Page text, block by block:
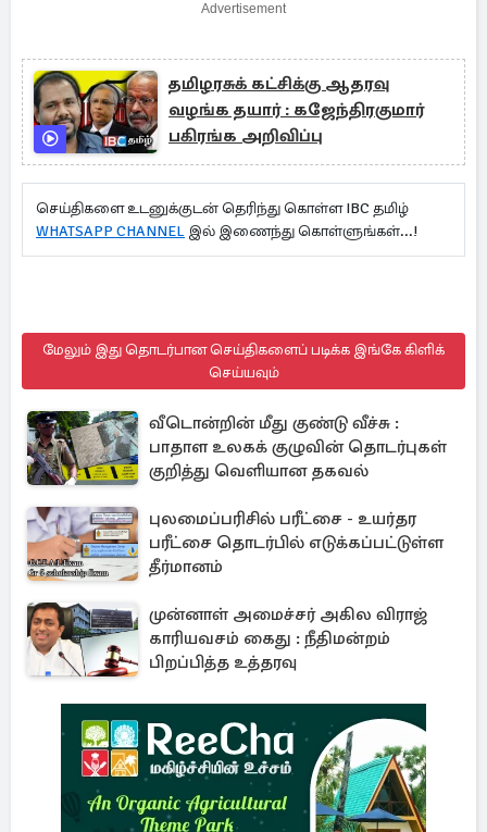
Advertisement
தமிழரசுக் கட்சிக்கு ஆதரவு
வழங்க தயார் : கஜேந்திரகுமார்
பகிரங்க அறிவிப்பு
செய்திகளை உடனுக்குடன் தெரிந்து கொள்ள IBC தமிழ்
WHATSAPP CHANNEL இல் இணைந்து கொள்ளுங்கள்...!
மேலும் இது தொடர்பான செய்திகளைப் படிக்க இங்கே கிளிக்
செய்யவும்
வீடொன்றின் மீது குண்டு வீச்சு :
பாதாள உலகக் குழுவின் தொடர்புகள்
குறித்து வெளியான தகவல்
புலமைப்பரிசில் பரீட்சை - உயர்தர
பரீட்சை தொடர்பில் எடுக்கப்பட்டுள்ள
தீர்மானம்
முன்னாள் அமைச்சர் அகில விராஜ்
காரியவசம் கைது : நீதிமன்றம்
பிறப்பித்த உத்தரவு